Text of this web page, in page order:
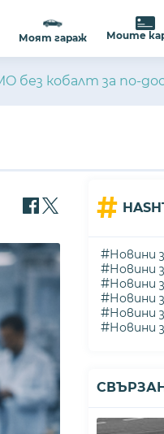
Моят гараж Моите
без кобалт за по-
#
#Новини
#Новини
#Новини
#Новини
#Новини
#Новини